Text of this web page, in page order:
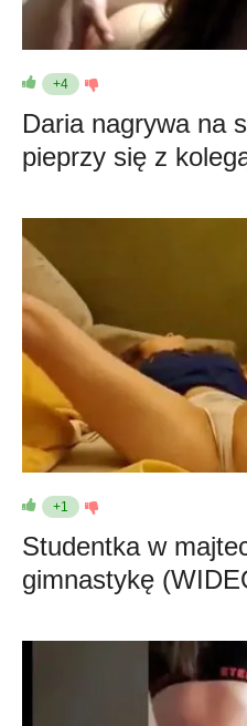
+4
Daria nagrywa na
pieprzy się z
+1
Studentka w
gimnastykę